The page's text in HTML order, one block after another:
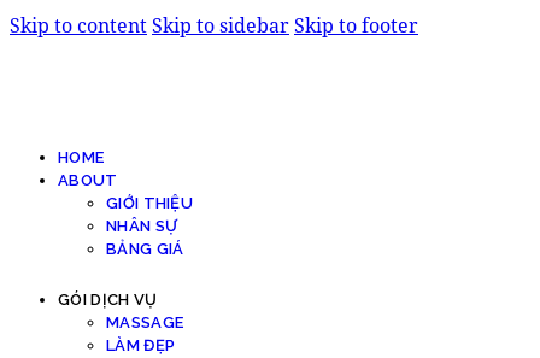
Skip to contentSkip to sidebarSkip to footer
HOME
ABOUT
GIỚI THIỆU
NHÂN SỰ
BẢNG GIÁ
GÓI DỊCH VỤ
MASSAGE
LÀM ĐẸP